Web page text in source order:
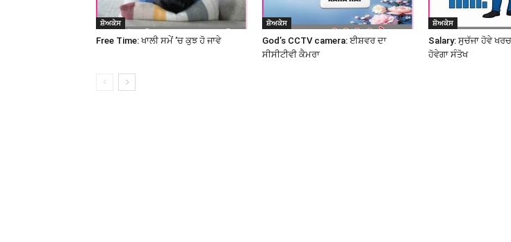
ਸ਼ੋਅਕੇਸ
Free Time: ਖਾਲੀ ਸਮੇਂ ’ਚ ਕੁਝ ਹੋ ਜਾਵੇ
ਸ਼ੋਅਕੇਸ
God’s CCTV camera: ਈਸ਼ਵਰ ਦਾ
ਸੀਸੀਟੀਵੀ ਕੈਮਰਾ
ਸ਼ੋਅਕੇਸ
Salary: ਸੁਚੱਜਾ ਹੋਵੇ
ਹੋਵੇਗਾ ਸੰਤੋਖ